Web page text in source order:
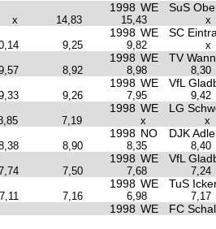
1998 WE SuS
x 14,83 15,43 x
1998 WE SC
9,25 9,82 x
1998 WE TV
8,92 8,98 8,30
1998 WE VfL
9,26 7,95 9,42
1998 WE LG
7,19 x x
1998 NO DJK
8,90 8,35 8,40
1998 WE VfL
7,50 7,68 7,24
1998 WE TuS
7,11 7,16 6,98 7,17
1998 WE FC